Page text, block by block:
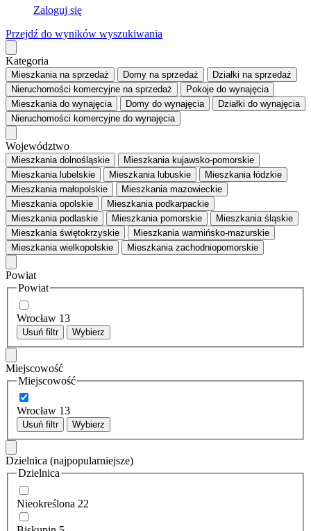
Zaloguj się
Przejdź do wyników wyszukiwania
Kategoria
Mieszkaniana sprzedaż Domy na sprzedaż Działki na sprzedaż
Nieruchomości komercyjne na sprzedaż Pokoje do wynajęcia
Mieszkaniado wynajęcia Domy do wynajęcia Działki do wynajęcia
Nieruchomości komercyjne do wynajęcia
Województwo
Mieszkania dolnośląskie
Mieszkania kujawsko-pomorskie
Mieszkania lubelskie
Mieszkania lubuskie
Mieszkania łódzkie
Mieszkania małopolskie
Mieszkania mazowieckie
Mieszkania opolskie
Mieszkania podkarpackie
Mieszkania podlaskie
Mieszkania pomorskie
Mieszkania śląskie
Mieszkania świętokrzyskie
Mieszkania warmińsko-mazurskie
Mieszkania wielkopolskie
Mieszkania zachodniopomorskie
Powiat
Powiat
Wrocław 13
Usuń filtr Wybierz
Miejscowość
Miejscowość
Wrocław 13
Usuń filtr Wybierz
Dzielnica (najpopularniejsze)
Dzielnica
Nieokreślona 22